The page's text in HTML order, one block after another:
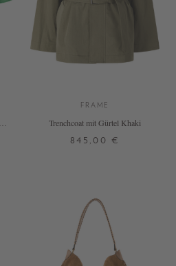
FRAME
Trenchcoat mit Gürtel Khaki
845,00 €
DETAILS